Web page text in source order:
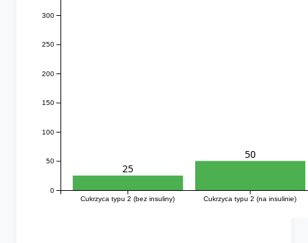
Cukrzyca typu 2 (bez insuliny) Cukrzyca typu 2 (na insulinie)
0
50
100
150
200
250
300
25
50